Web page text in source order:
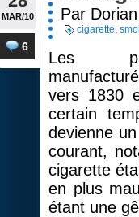
MAR/10
6
Par
cigarette,
Les
vers 1830
certain
devienne
courant,
cigarette
en plus
étant une